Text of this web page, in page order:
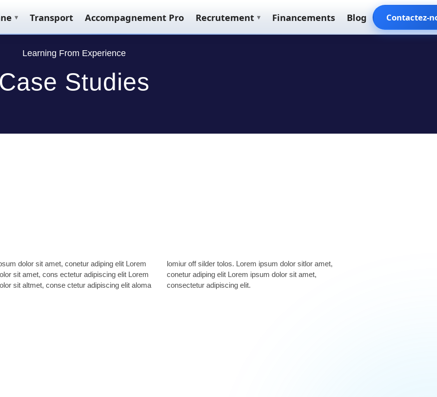
▾ Transport Accompagnement Pro Recrutement ▾ Financements Blog Contactez-
Learning From Experience
Case Studies
dolor sit amet, conetur adiping elit Lorem
sit amet, cons ectetur adipiscing elit Lorem
sit altmet, conse ctetur adipiscing elit aloma
silder tolos. Lorem ipsum dolor sitlor amet,
adiping elit Lorem ipsum dolor sit amet,
consectetur adipiscing elit.